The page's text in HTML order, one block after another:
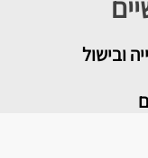
ובישול